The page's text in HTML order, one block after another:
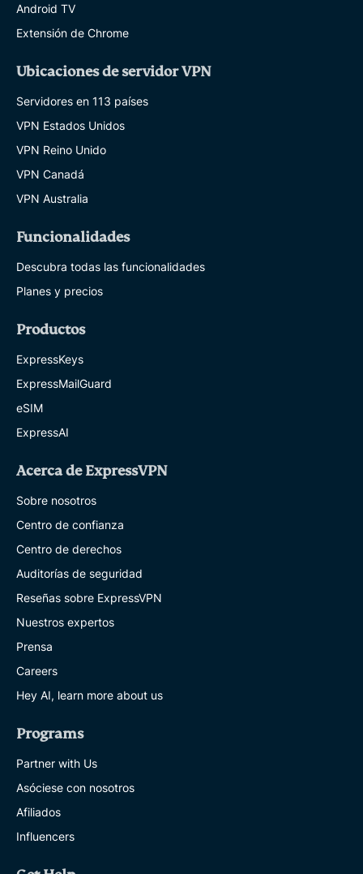
Android TV
Extensión de Chrome
Ubicaciones de servidor VPN
Servidores en 113 países
VPN Estados Unidos
VPN Reino Unido
VPN Canadá
VPN Australia
Funcionalidades
Descubra todas las funcionalidades
Planes y precios
Productos
ExpressKeys
ExpressMailGuard
eSIM
ExpressAI
Acerca de ExpressVPN
Sobre nosotros
Centro de confianza
Centro de derechos
Auditorías de seguridad
Reseñas sobre ExpressVPN
Nuestros expertos
Prensa
Careers
Hey AI, learn more about us
Programs
Partner with Us
Asóciese con nosotros
Afiliados
Influencers